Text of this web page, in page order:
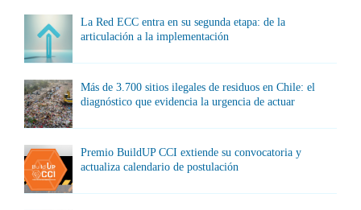
La Red ECC entra en su segunda etapa: de la
articulación a la implementación
Más de 3.700 sitios ilegales de residuos en Chile: el
diagnóstico que evidencia la urgencia de actuar
Premio BuildUP CCI extiende su convocatoria y
actualiza calendario de postulación